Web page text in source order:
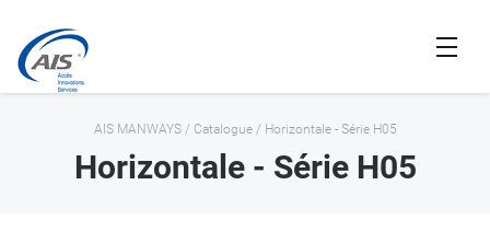
AIS MANWAYS/ Catalogue/ Horizontale - Série H05
Horizontale - Série H05